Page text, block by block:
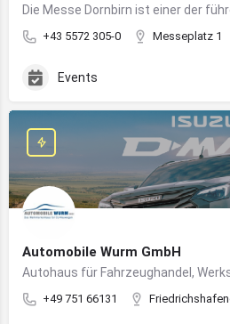
+43 5572 305-0 Messeplatz 1
Events
Automobile Wurm GmbH
+49 751 66131